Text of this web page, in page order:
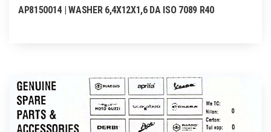
AP8150014 | WASHER 6,4X12X1,6 DA ISO 7089 R40